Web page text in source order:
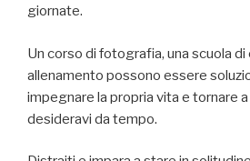
giornate.
Un corso di fotografia, una scuola di
allenamento possono essere
impegnare la propria vita e tornare
desideravi da tempo.